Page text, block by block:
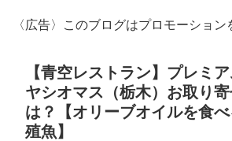
〈広告〉このブログはプロモーション
【青空レストラン】プレミ
ヤシオマス（栃木）お取り
は？【オリーブオイルを食
殖魚】